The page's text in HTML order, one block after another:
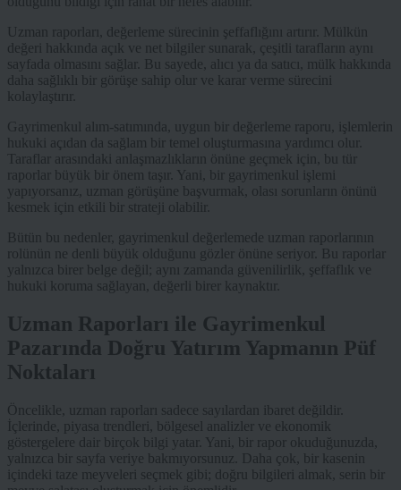
Uzman raporları, değerleme sürecinin şeffaflığını artırır. Mülkün
değeri hakkında açık ve net bilgiler sunarak, çeşitli tarafların aynı
sayfada olmasını sağlar. Bu sayede, alıcı ya da satıcı, mülk hakkında
daha sağlıklı bir görüşe sahip olur ve karar verme sürecini
kolaylaştırır.
Gayrimenkul alım-satımında, uygun bir değerleme raporu, işlemlerin
hukuki açıdan da sağlam bir temel oluşturmasına yardımcı olur.
Taraflar arasındaki anlaşmazlıkların önüne geçmek için, bu tür
raporlar büyük bir önem taşır. Yani, bir gayrimenkul işlemi
yapıyorsanız, uzman görüşüne başvurmak, olası sorunların önünü
kesmek için etkili bir strateji olabilir.
Bütün bu nedenler, gayrimenkul değerlemede uzman raporlarının
rolünün ne denli büyük olduğunu gözler önüne seriyor. Bu raporlar
yalnızca birer belge değil; aynı zamanda güvenilirlik, şeffaflık ve
hukuki koruma sağlayan, değerli birer kaynaktır.
Uzman Raporları ile Gayrimenkul
Pazarında Doğru Yatırım Yapmanın Püf
Noktaları
Öncelikle, uzman raporları sadece sayılardan ibaret değildir.
İçlerinde, piyasa trendleri, bölgesel analizler ve ekonomik
göstergelere dair birçok bilgi yatar. Yani, bir rapor okuduğunuzda,
yalnızca bir sayfa veriye bakmıyorsunuz. Daha çok, bir kasenin
içindeki taze meyveleri seçmek gibi; doğru bilgileri almak, serin bir